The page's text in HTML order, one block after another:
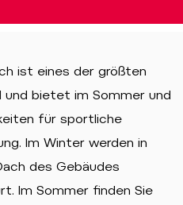
ist eines der größten
bietet im Sommer und
für sportliche
Im Winter werden in
des Gebäudes
Im Sommer finden Sie